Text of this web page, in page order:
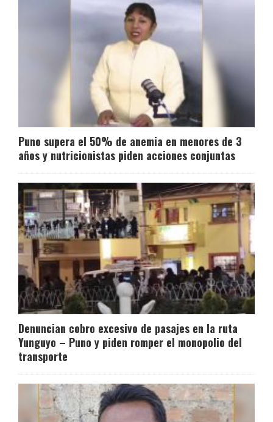
Puno supera el 50% de anemia en menores de 3
años y nutricionistas piden acciones conjuntas
Denuncian cobro excesivo de pasajes en la ruta
Yunguyo – Puno y piden romper el monopolio del
transporte